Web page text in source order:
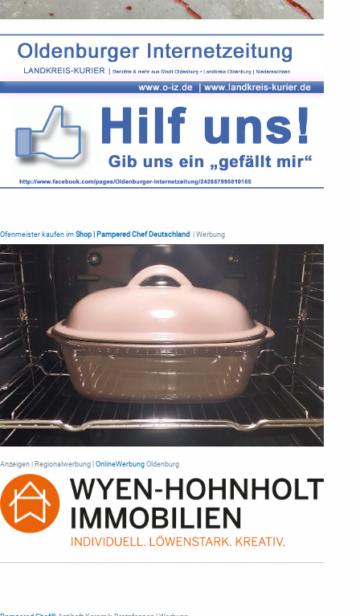
Ofenmeister kaufen im Shop | Pampered Chef Deutschland | Werbung
Anzeigen | Regionalwerbung | OnlineWerbung Oldenburg